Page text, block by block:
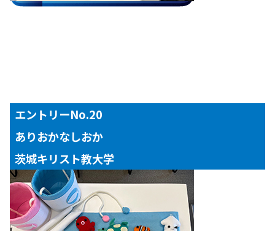
【対象年齢】２歳児
エントリーNo.20
ありおかなしおか
茨城キリスト教大学